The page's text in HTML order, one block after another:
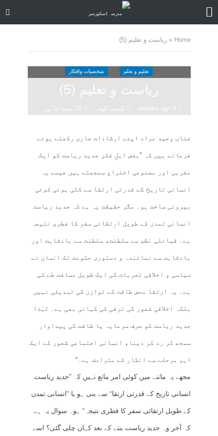
Home
»ریاست و تعلیم (5)
تعلیم و تعلم شخصیات وافکار
ریاست و تعلیم (5)
8 months ago کمنت کیجے 55 منٹ چاہیں
جناب وحید مراد اپنے ارشادات جاری رکھتے ہوئے
فرماتے ہیں کہ ”بعض اہلِ فکر جدید ریاست کو ایک
مغربی اور مصنوعی اختراع سمجھتے ہیں جیسے یہ
انسانی تاریخ کے قدرتی ارتقا سے کٹی ہوئی کوئی
بیرونی ساخت ہو۔ مگر حقیقت یہ ہے کہ جدید ریاست
انسانی تمدن کے طویل ارتقائی سفر کا فطری نتیجہ
ہے۔ قبائلی نظم سے سلطنت، سلطنت سے بادشاہت اور
بادشاہت سے نمائندہ و دستوری حکومت تک انسان نے
سیاسی و اخلاقی تجربات کی ایک طویل مسافت طے کی
ہے۔ یہ ارتقا محض طاقت کے توازن کی تبدیلی نہیں
بلکہ اخلاقی شعور کی ترقی کی کہانی بھی ہے۔ لہٰذا
جدید ریاست کو صرف سرمایہ یا طاقت کی پیداوار
سمجھ کر رد کر دینا، انسانی اجتماعی شعور کے ایک
اہم مرحلے سے انکار کے مترادف ہے۔“
مجھے یہ ماننے میں کوئی امر مانع نہیں کہ ”جدید ریاست
انسانی تاریخ کے قدرتی ارتقا“ سے بنی ہو یا ”انسانی تمدن
کے طویل ارتقائی سفر کا فطری نتیجہ“ ہو۔ سوال یہ ہے
کہ آخر وہ جدید ریاست بننے کے بعد کہاں چلی گئی؟ اسے